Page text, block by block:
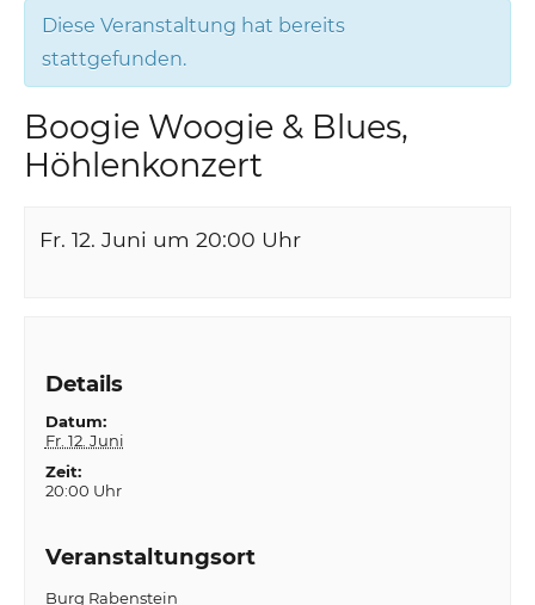
Diese Veranstaltung hat bereits
stattgefunden.
Boogie Woogie & Blues,
Höhlenkonzert
Fr. 12. Juni um 20:00 Uhr
Details
Datum:
Fr. 12. Juni
Zeit:
20:00 Uhr
Veranstaltungsort
Burg Rabenstein